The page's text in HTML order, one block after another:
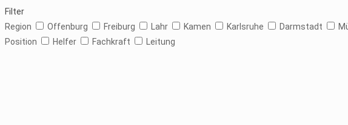
Filter
Region
Offenburg Freiburg Lahr Kamen Karlsruhe Darmstadt
Position
Helfer Fachkraft Leitung